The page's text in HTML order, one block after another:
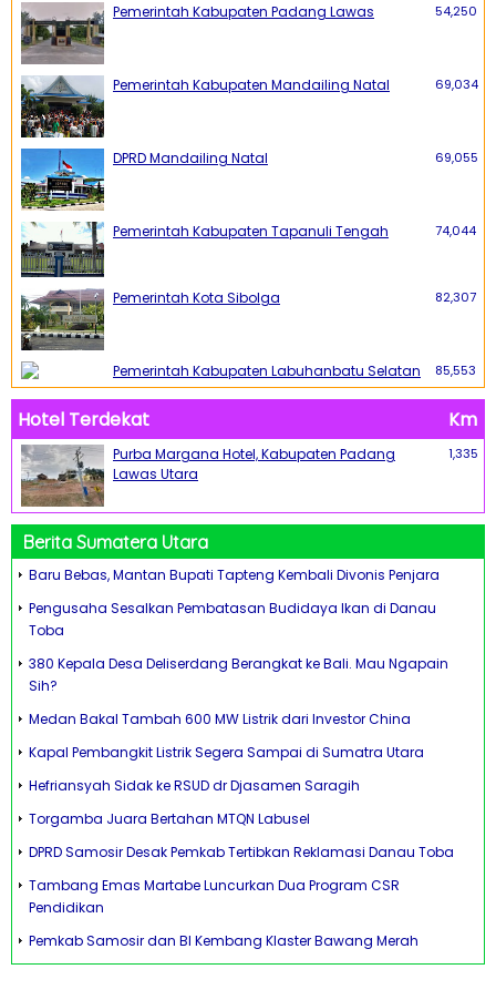
Pemerintah Kabupaten Padang Lawas 54,250
Pemerintah Kabupaten Mandailing Natal 69,034
DPRD Mandailing Natal 69,055
Pemerintah Kabupaten Tapanuli Tengah 74,044
Pemerintah Kota Sibolga 82,307
Pemerintah Kabupaten Labuhanbatu Selatan 85,553
Hotel Terdekat Km
Purba Margana Hotel, Kabupaten Padang
Lawas Utara
1,335
Berita Sumatera Utara
Baru Bebas, Mantan Bupati Tapteng Kembali Divonis Penjara
Pengusaha Sesalkan Pembatasan Budidaya Ikan di Danau
Toba
380 Kepala Desa Deliserdang Berangkat ke Bali. Mau Ngapain
Sih?
Medan Bakal Tambah 600 MW Listrik dari Investor China
Kapal Pembangkit Listrik Segera Sampai di Sumatra Utara
Hefriansyah Sidak ke RSUD dr Djasamen Saragih
Torgamba Juara Bertahan MTQN Labusel
DPRD Samosir Desak Pemkab Tertibkan Reklamasi Danau Toba
Tambang Emas Martabe Luncurkan Dua Program CSR
Pendidikan
Pemkab Samosir dan BI Kembang Klaster Bawang Merah